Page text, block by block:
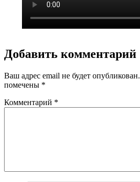
Добавить комментарий
Ваш адрес email не будет опубликован.
помечены *
Комментарий *